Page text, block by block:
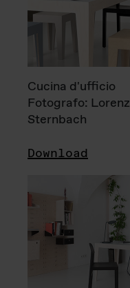
Cucina d'ufficio
Fotografo: Lorenz
Sternbach
Download